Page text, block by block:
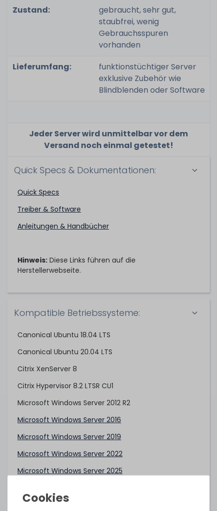
Zustand:
gebraucht, sehr gut,
staubfrei, wenig
Gebrauchsspuren
vorhanden
Lieferumfang:
funktionstüchtiger Server
exklusive Zubehör wie
Blindblenden oder Software
Jeder Server wird unmittelbar vor dem
Versand noch einmal getestet!
Quick Specs & Dokumentationen:
Quick Specs
Treiber & Software
Anleitungen & Handbücher
Hinweis: Diese Links führen auf die
Herstellerwebseite.
Kompatible Betriebssysteme:
Canonical Ubuntu 18.04 LTS
Canonical Ubuntu 20.04 LTS
Citrix XenServer 8
Citrix Hypervisor 8.2 LTSR CU1
Microsoft Windows Server 2012 R2
Microsoft Windows Server 2016
Microsoft Windows Server 2019
Microsoft Windows Server 2022
Microsoft Windows Server 2025
Oracle Linux/UEK 6.10 (Intel Xeon Scalable 2nd Gen)